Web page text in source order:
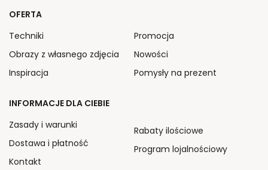
OFERTA
Techniki
Obrazy z własnego zdjęcia
Inspiracja
Promocja
Nowości
Pomysły na prezent
INFORMACJE DLA CIEBIE
Zasady i warunki
Dostawa i płatność
Kontakt
Rabaty ilościowe
Program lojalnościowy